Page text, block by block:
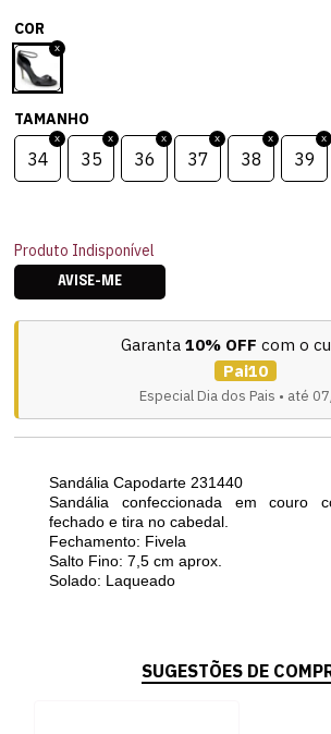
COR
TAMANHO
34 35 36 37 38 39
Produto Indisponível
AVISE-ME
Garanta 10% OFF com o
Pai10
Especial Dia dos Pais • até
Sandália Capodarte 231440
Sandália confeccionada em couro
fechado e tira no cabedal.
Fechamento: Fivela
Salto Fino: 7,5 cm aprox.
Solado: Laqueado
SUGESTÕES DE